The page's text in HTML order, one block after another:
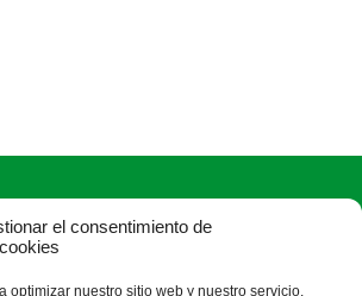
el consentimiento de
optimizar nuestro sitio web y nuestro servicio.